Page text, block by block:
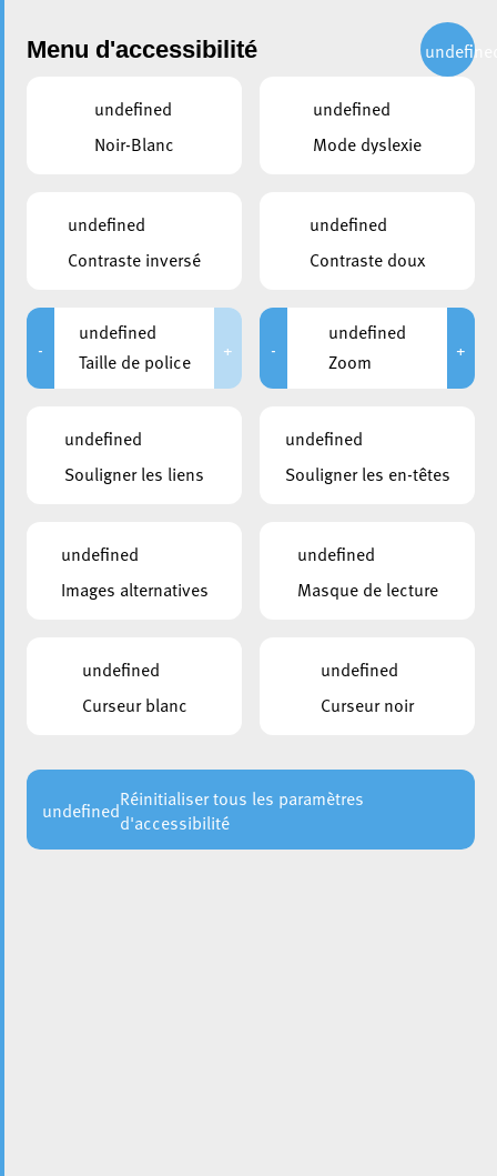
Administration
Menu d'accessibilité
undefined
Noir-Blanc
undefined
Mode dyslexie
undefined
Contraste inversé
undefined
Contraste doux
-
undefined
Taille de police
+ -
undefined
Zoom
+
undefined
Souligner les liens
undefined
Souligner les en-têtes
undefined
Images alternatives
undefined
Masque de lecture
undefined
Curseur blanc
undefined
Curseur noir
undefinedRéinitialiser tous les paramètres
d'accessibilité